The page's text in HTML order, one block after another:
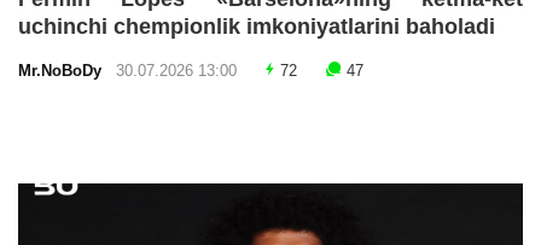
uchinchi chempionlik imkoniyatlarini baholadi
Mr.NoBoDy 30.07.2026 13:00 72 47